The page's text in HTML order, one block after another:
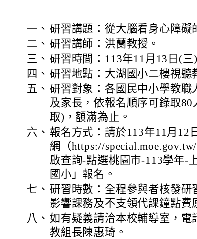
一、 研習講題：從大腦看身心障礙
二、 研習講師：洪蘭教授。
三、 研習時間：113年11月13日(三
四、 研習地點：大湖國小二樓視聽
五、 研習對象：各國民中小學教職
及家長，依報名順序可錄取
取)，額滿為止。
六、 報名方式：請於113年11月12
網（https://
啟查詢-點選桃園市-113學年-
國小」報名。
七、 研習時數：全程參與者核發
影響課務及不支領代課鐘點費
八、 如有疑義請洽本校輔導室，電
教組長陳惠琦。